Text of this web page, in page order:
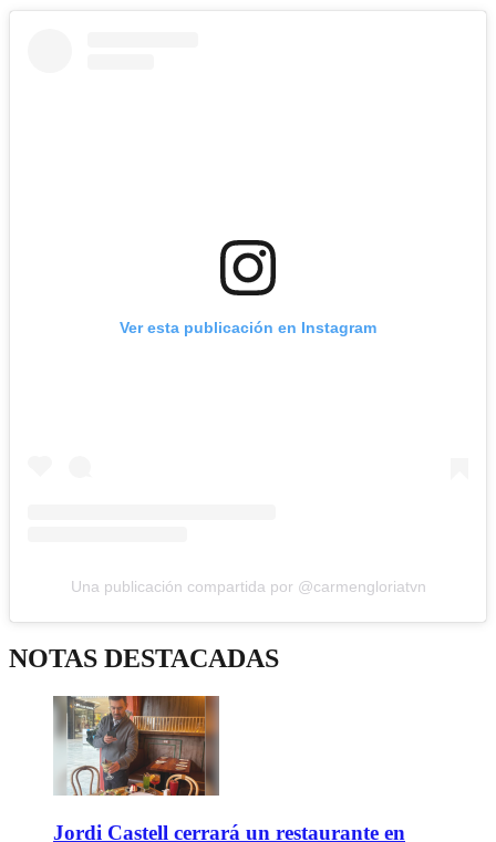
Ver esta publicación en Instagram
Una publicación compartida por @carmengloriatvn
NOTAS DESTACADAS
Jordi Castell cerrará un restaurante en